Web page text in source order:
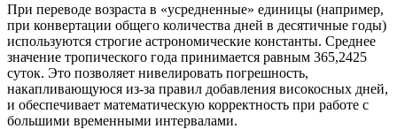
При переводе возраста в «усредненные» единицы (например,
при конвертации общего количества дней в десятичные годы)
используются строгие астрономические константы. Среднее
значение тропического года принимается равным 365,2425
суток. Это позволяет нивелировать погрешность,
накапливающуюся из-за правил добавления високосных дней,
и обеспечивает математическую корректность при работе с
большими временными интервалами.